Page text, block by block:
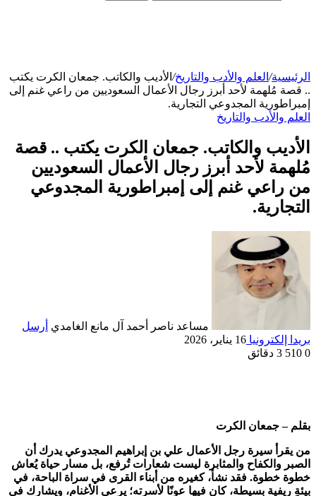
الرئيسية/ العلم والأدب والتاريخ/ الأديب والكاتب. جمعان الكرت يكتب
.. قصة مُلهمة لأحد أبرز رجال الأعمال السعوديين من راعي غنم إلى
إمبراطورية المجدوعي التجارية.
العلم والأدب والتاريخ
الأديب والكاتب. جمعان الكرت يكتب .. قصة
مُلهمة لأحد أبرز رجال الأعمال السعوديين
من راعي غنم إلى إمبراطورية المجدوعي
التجارية.
مساعد ناصر أحمد آل مانع الغامدي أرسل
بريدا إلكترونيا 16 يناير، 2026
0
3 دقائق
بقلم – جمعان الكرت
من يقرأ سيرة رجل الأعمال علي بن إبراهيم المجدوعي يدرك أن
الصبر والكفاح والمثابرة ليست شعارات تُرفع، بل مسار حياة يُعاش
خطوة خطوة. فقد نشأ، كغيره من أبناء القرى في سراة الباحة، في
بيئةٍ ريفية بسيطة، كان فيها عونًا لأسرته؛ يرعى الأغنام، ويشارك في